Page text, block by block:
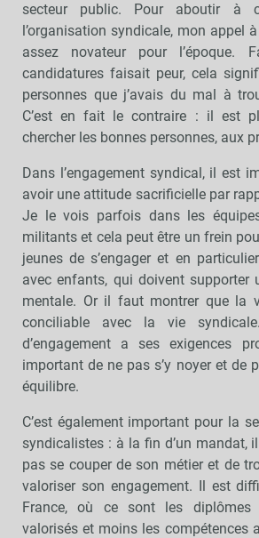
secteur public. Pour aboutir à
l’organisation syndicale, mon appel
assez novateur pour l’époque.
candidatures faisait peur, cela
personnes que j’avais du mal à
C’est en fait le contraire : il est
chercher les bonnes personnes, aux
Dans l’engagement syndical, il est
avoir une attitude sacrificielle par
Je le vois parfois dans les
militants et cela peut être un frein
jeunes de s’engager et en
avec enfants, qui doivent supporter
mentale. Or il faut montrer que la
conciliable avec la vie
d’engagement a ses exigences
important de ne pas s’y noyer et de
équilibre.
C’est également important pour la
syndicalistes : à la fin d’un mandat,
pas se couper de son métier et de
valoriser son engagement. Il est
France, où ce sont les
valorisés et moins les compétences